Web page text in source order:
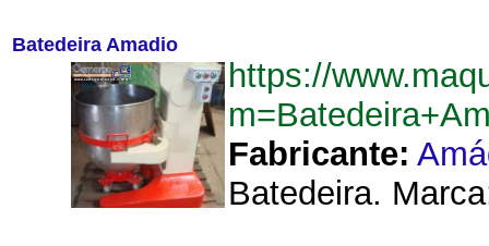
Batedeira Amadio
https://
Fabricante:
Batedeira.